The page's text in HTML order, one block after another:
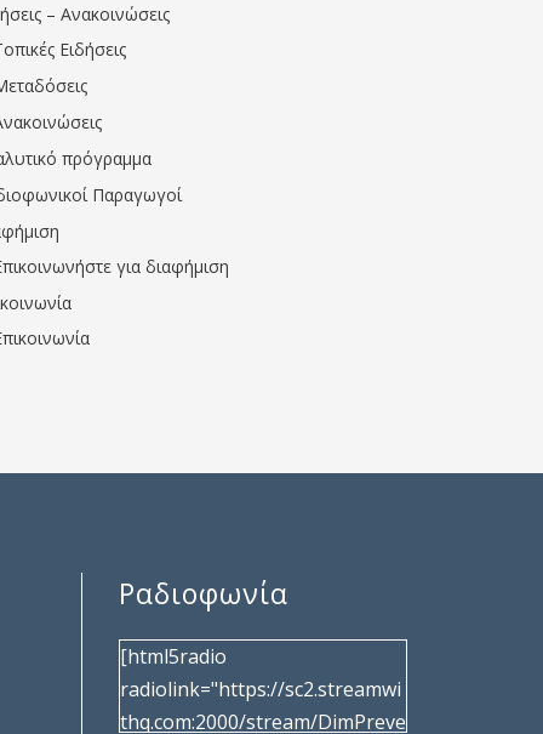
– Ανακοινώσεις
Ειδήσεις
πρόγραμμα
Παραγωγοί
για διαφήμιση
Ραδιοφωνία
[html5radio
radiolink="https://sc2.streamwi
thq.com:2000/stream/DimPreve